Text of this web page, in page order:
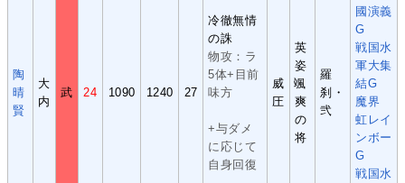
陶
晴
賢
大
内
武 24 1090 1240 27
冷徹無情
の誅
物攻：ラ
5体+目前
味方
+与ダメ
に応じて
自身回復
威
圧
英
姿
颯
爽
の
将
羅
刹・
弐
國演義
G
戦国水
軍大集
結G
魔界
虹レイ
ンボー
G
戦国水